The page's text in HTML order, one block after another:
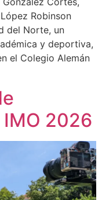
Robinson
del Norte, un
y deportiva,
el Colegio Alemán
IMO 2026